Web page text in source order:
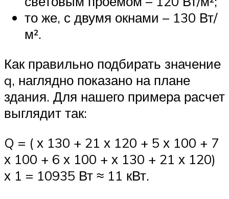
то же, с двумя окнами – 130 Вт/
м².
Как правильно подбирать значение
q, наглядно показано на плане
здания. Для нашего примера расчет
выглядит так:
Q = ( х 130 + 21 х 120 + 5 х 100 + 7
х 100 + 6 х 100 + х 130 + 21 х 120)
х 1 = 10935 Вт ≈ 11 кВт.